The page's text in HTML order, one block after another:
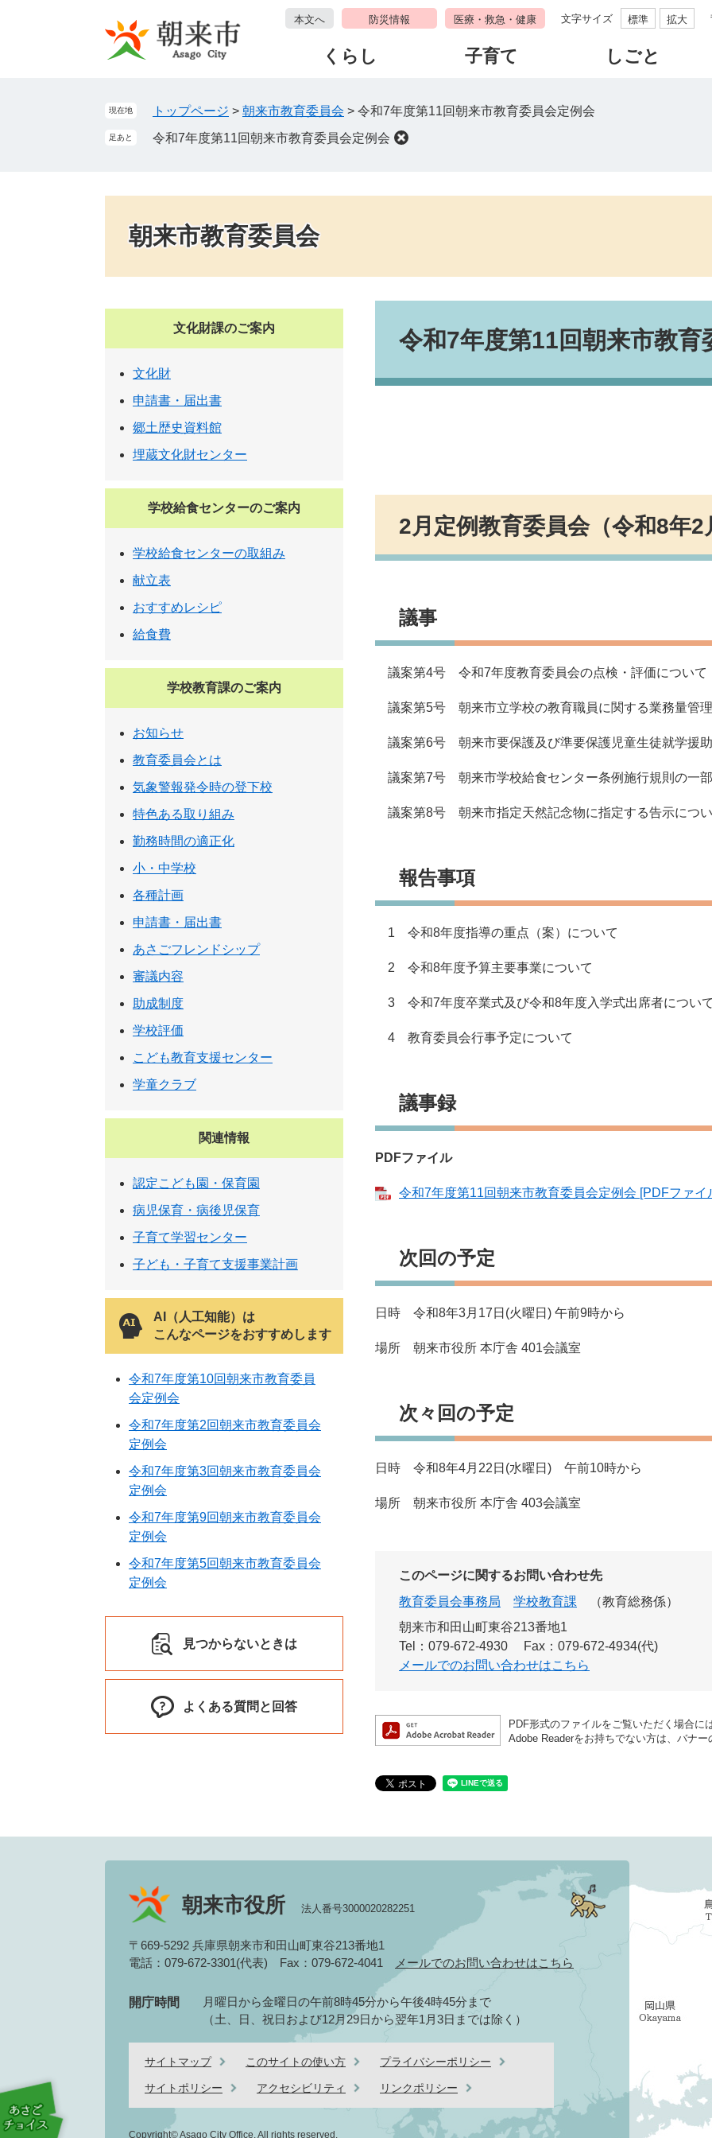
本文へ 防災情報 医療・救急・健康 文字サイズ 標準 拡大
くらし 子育て しごと
現在地 トップページ > 朝来市教育委員会 > 令和7年度第11回朝来市教育委員会定例会
足あと 令和7年度第11回朝来市教育委員会定例会
朝来市教育委員会
令和7年度第11回朝来市教育
2月定例教育委員会（令和8年2
議事
議案第4号 令和7年度教育委員会の点検・評価について
議案第5号 朝来市立学校の教育職員に関する業務量管
議案第6号 朝来市要保護及び準要保護児童生徒就学援
議案第7号 朝来市学校給食センター条例施行規則の一
議案第8号 朝来市指定天然記念物に指定する告示につ
報告事項
1 令和8年度指導の重点（案）について
2 令和8年度予算主要事業について
3 令和7年度卒業式及び令和8年度入学式出席者について
4 教育委員会行事予定について
議事録
PDFファイル
令和7年度第11回朝来市教育委員会定例会 [PDFファイ
次回の予定
日時 令和8年3月17日(火曜日) 午前9時から
場所 朝来市役所 本庁舎 401会議室
次々回の予定
日時 令和8年4月22日(水曜日) 午前10時から
場所 朝来市役所 本庁舎 403会議室
このページに関するお問い合わせ先
教育委員会事務局
学校教育課
教育総務係
朝来市和田山町東谷213番地1
Tel：079-672-4930
Fax：079-672-4934(代)
メールでのお問い合わせはこちら
PDF形式のファイルをご覧いただく場合に
Adobe Readerをお持ちでない方は、バナ
文化財課のご案内
文化財
申請書・届出書
郷土歴史資料館
埋蔵文化財センター
学校給食センターのご案内
学校給食センターの取組み
献立表
おすすめレシピ
給食費
学校教育課のご案内
お知らせ
教育委員会とは
気象警報発令時の登下校
特色ある取り組み
勤務時間の適正化
小・中学校
各種計画
申請書・届出書
あさごフレンドシップ
審議内容
助成制度
学校評価
こども教育支援センター
学童クラブ
関連情報
認定こども園・保育園
病児保育・病後児保育
子育て学習センター
子ども・子育て支援事業計画
AI（人工知能）は
こんなページをおすすめします
令和7年度第10回朝来市教育委員
会定例会
令和7年度第2回朝来市教育委員会
定例会
令和7年度第3回朝来市教育委員会
定例会
令和7年度第9回朝来市教育委員会
定例会
令和7年度第5回朝来市教育委員会
定例会
見つからないときは
よくある質問と回答
朝来市役所 法人番号3000020282251
〒669-5292 兵庫県朝来市和田山町東谷213番地1
電話：079-672-3301(代表) Fax：079-672-4041 メールでのお問い合わせはこちら
開庁時間
月曜日から金曜日の午前8時45分から午後4時45分まで
（土、日、祝日および12月29日から翌年1月3日までは除く）
サイトマップ このサイトの使い方 プライバシーポリシー
サイトポリシー アクセシビリティ リンクポリシー
Copyright© Asago City Office. All rights reserved.